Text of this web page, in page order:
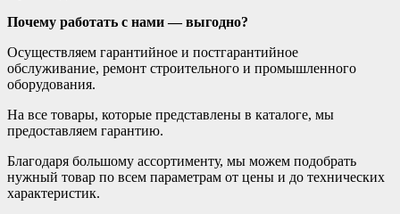
Почему работать с нами — выгодно?
Осуществляем гарантийное и постгарантийное
обслуживание, ремонт строительного и промышленного
оборудования.
На все товары, которые представлены в каталоге, мы
предоставляем гарантию.
Благодаря большому ассортименту, мы можем подобрать
нужный товар по всем параметрам от цены и до технических
характеристик.